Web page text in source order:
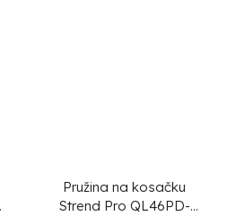
Pružina na kosačku
Strend Pro QL46PD-